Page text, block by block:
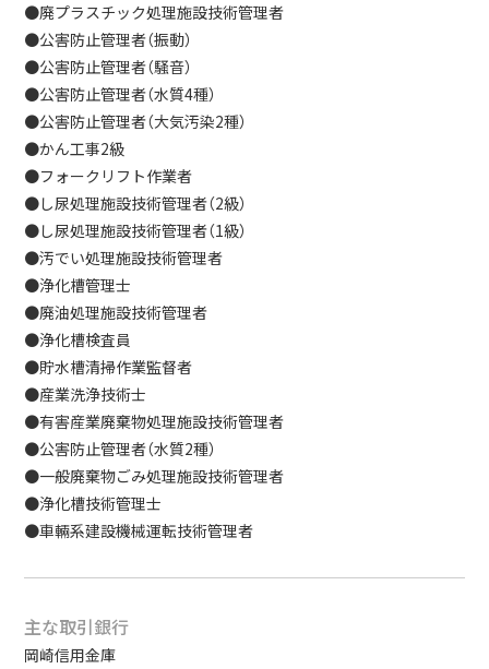
●廃プラスチック処理施設技術管理者
●公害防止管理者（振動）
●公害防止管理者（騒音）
●公害防止管理者（水質4種）
●公害防止管理者（大気汚染2種）
●かん工事2級
●フォークリフト作業者
●し尿処理施設技術管理者（2級）
●し尿処理施設技術管理者（1級）
●汚でい処理施設技術管理者
●浄化槽管理士
●廃油処理施設技術管理者
●浄化槽検査員
●貯水槽清掃作業監督者
●産業洗浄技術士
●有害産業廃棄物処理施設技術管理者
●公害防止管理者（水質2種）
●一般廃棄物ごみ処理施設技術管理者
●浄化槽技術管理士
●車輛系建設機械運転技術管理者
主な取引銀行
岡崎信用金庫